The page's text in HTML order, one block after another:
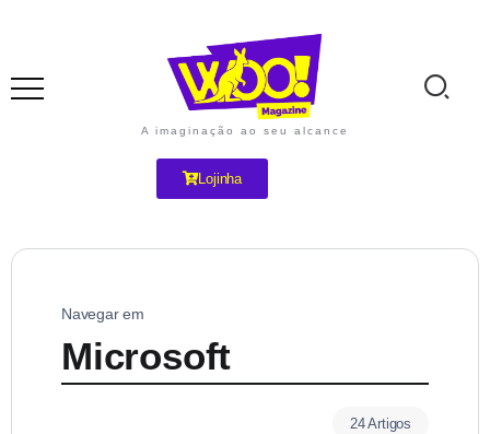
A imaginação ao seu alcance
Lojinha
Navegar em
Microsoft
24 Artigos